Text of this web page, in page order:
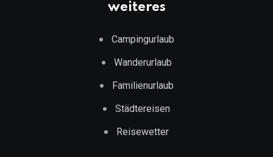
weiteres
Campingurlaub
Wanderurlaub
Familienurlaub
Städtereisen
Reisewetter